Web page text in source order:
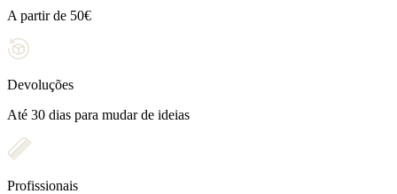
A partir de 50€
Devoluções
Até 30 dias para mudar de ideias
Profissionais